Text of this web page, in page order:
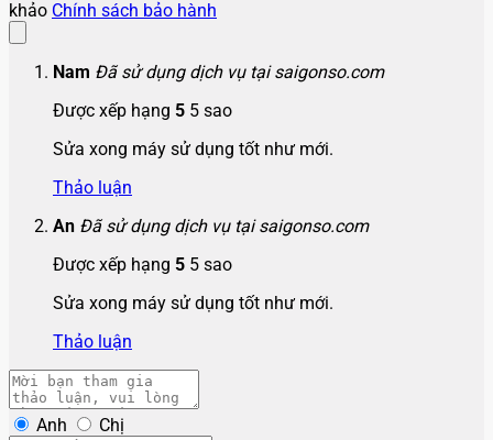
khảo Chính sách bảo hành
Nam Đã sử dụng dịch vụ tại saigonso.com
Được xếp hạng 5 5 sao
Sửa xong máy sử dụng tốt như mới.
Thảo luận
An Đã sử dụng dịch vụ tại saigonso.com
Được xếp hạng 5 5 sao
Sửa xong máy sử dụng tốt như mới.
Thảo luận
Anh Chị